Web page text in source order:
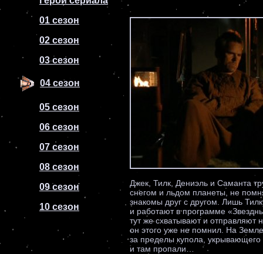
01 сезон
02 сезон
03 сезон
04 сезон
05 сезон
06 сезон
07 сезон
08 сезон
09 сезон
10 сезон
Джек, Тилк, Дениэль и Саманта
снегом и льдом планеты, не
знакомы друг с другом. Лишь
и работают в программе
тут же схватывают и отправляют
он этого уже не помнил. На
за пределы купола,
и там пропали…